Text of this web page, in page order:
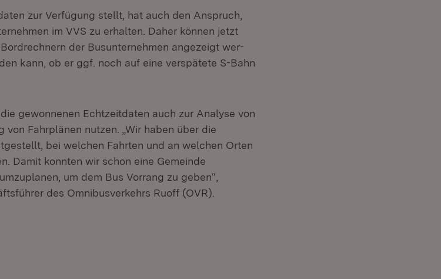
zur Verfügung stellt, hat auch den Anspruch,
im VVS zu erhalten. Daher können jetzt
der Busunternehmen angezeigt wer-
kann, ob er ggf. noch auf eine verspätete S-Bahn
gewonnenen Echtzeitdaten auch zur Analyse von
Fahrplänen nutzen. „Wir haben über die
bei welchen Fahrten und an welchen Orten
Damit konnten wir schon eine Gemeinde
um dem Bus Vorrang zu geben“,
des Omnibusverkehrs Ruoff (OVR).